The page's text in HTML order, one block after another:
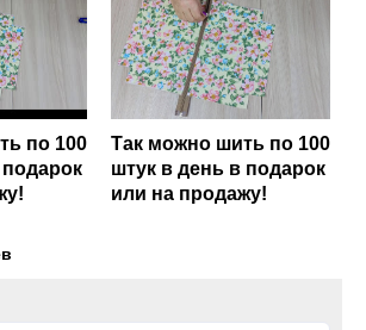
по 100
Так можно шить по 100
штук в день в подарок
или на продажу!